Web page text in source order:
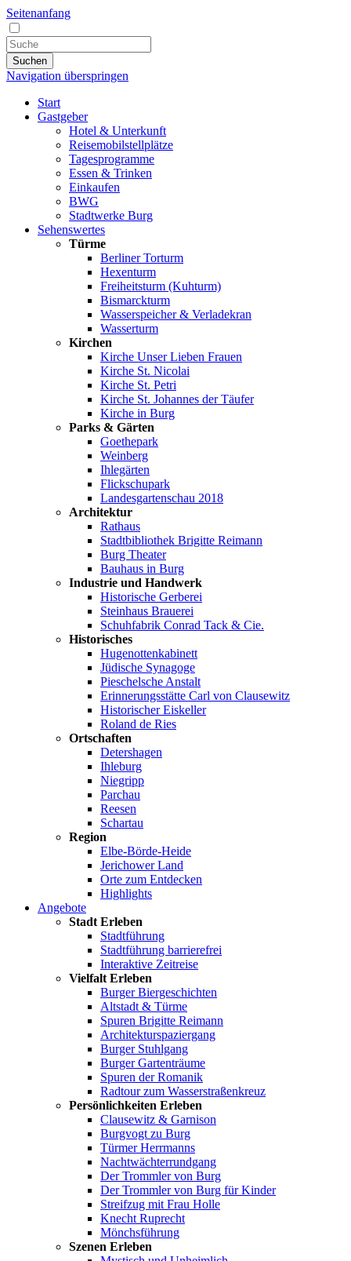
Seitenanfang
Suchen
Navigation überspringen
Start
Gastgeber
Hotel & Unterkunft
Reisemobilstellplätze
Tagesprogramme
Essen & Trinken
Einkaufen
BWG
Stadtwerke Burg
Sehenswertes
Türme
Berliner Torturm
Hexenturm
Freiheitsturm (Kuhturm)
Bismarckturm
Wasserspeicher & Verladekran
Wasserturm
Kirchen
Kirche Unser Lieben Frauen
Kirche St. Nicolai
Kirche St. Petri
Kirche St. Johannes der Täufer
Kirche in Burg
Parks & Gärten
Goethepark
Weinberg
Ihlegärten
Flickschupark
Landesgartenschau 2018
Architektur
Rathaus
Stadtbibliothek Brigitte Reimann
Burg Theater
Bauhaus in Burg
Industrie und Handwerk
Historische Gerberei
Steinhaus Brauerei
Schuhfabrik Conrad Tack & Cie.
Historisches
Hugenottenkabinett
Jüdische Synagoge
Pieschelsche Anstalt
Erinnerungsstätte Carl von Clausewitz
Historischer Eiskeller
Roland de Ries
Ortschaften
Detershagen
Ihleburg
Niegripp
Parchau
Reesen
Schartau
Region
Elbe-Börde-Heide
Jerichower Land
Orte zum Entdecken
Highlights
Angebote
Stadt Erleben
Stadtführung
Stadtführung barrierefrei
Interaktive Zeitreise
Vielfalt Erleben
Burger Biergeschichten
Altstadt & Türme
Spuren Brigitte Reimann
Architekturspaziergang
Burger Stuhlgang
Burger Gartenträume
Spuren der Romanik
Radtour zum Wasserstraßenkreuz
Persönlichkeiten Erleben
Clausewitz & Garnison
Burgvogt zu Burg
Türmer Herrmanns
Nachtwächterrundgang
Der Trommler von Burg
Der Trommler von Burg für Kinder
Streifzug mit Frau Holle
Knecht Ruprecht
Mönchsführung
Szenen Erleben